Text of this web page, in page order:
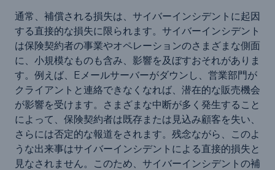
通常、補償される損失は、サイバーインシデントに起因
する直接的な損失に限られます。サイバーインシデント
は保険契約者の事業やオペレーションのさまざまな側面
に、小規模なものも含み、影響を及ぼすおそれがありま
す。例えば、Eメールサーバーがダウンし、営業部門が
クライアントと連絡できなくなれば、潜在的な販売機会
が影響を受けます。さまざまな中断が多く発生すること
によって、保険契約者は既存または見込み顧客を失い、
さらには否定的な報道をされます。残念ながら、このよ
うな出来事はサイバーインシデントによる直接的損失と
見なされません。このため、サイバーインシデントの補